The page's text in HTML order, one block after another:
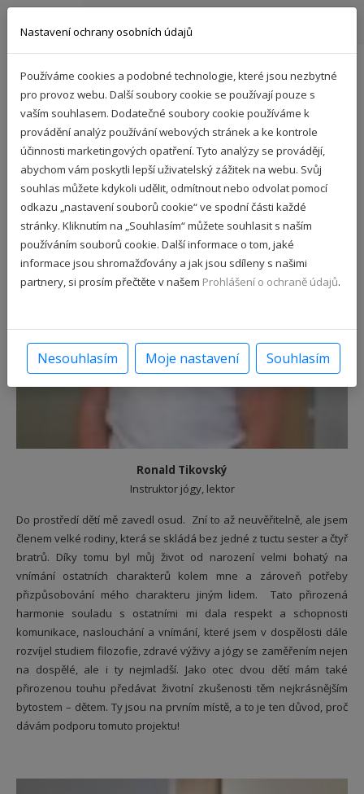
Pohyb
Ronald Tikovský
Instruktor jógy, lektor
Do prostředí dětí mě zavedl osud. Zní to až neuvěřitelně, ale jsem
členem velké rodiny, která se skládá bez jedné z tuctu sester a čtyř
bratrů. Díky tomu byl můj život od narození velmi bohatý na
vnímání ostatních charakterů kolem mne a zároveň potřeby
přizpůsobování mého charakteru jiným lidem. Tato přirozená
harmonie souladu s ostatními mi dala respekt a schopnosti
komunikace, naslouchání a vnímání, které jsem v dospělosti dále
rozvíjel studiem filozofie, zdravé výživy a jógy se zaměřením nejen
na dospělé, ale i ty nejmladší. Jako otec dvou dětí mám také
přirozenou touhu předávat životní zkušenosti těm nejkrásnějším
bytostem – dětem. Ty jsou na prvním místě, a to je ten důvod, proč
dávám podporu tomuto projektu!
Nastavení ochrany osobních údajů
Používáme cookies a podobné technologie, které jsou nezbytné
pro provoz webu. Další soubory cookie se používají pouze s
vaším souhlasem. Dodatečné soubory cookie používáme k
provádění analýz používání webových stránek a ke kontrole
účinnosti marketingových opatření. Tyto analýzy se provádějí,
abychom vám poskytli lepší uživatelský zážitek na webu. Svůj
souhlas můžete kdykoli udělit, odmítnout nebo odvolat pomocí
odkazu „nastavení souborů cookie“ ve spodní části každé
stránky. Kliknutím na „Souhlasím“ můžete souhlasit s naším
používáním souborů cookie. Další informace o tom, jaké
informace jsou shromažďovány a jak jsou sdíleny s našimi
partnery, si prosím přečtěte v našem Prohlášení o ochraně údajů.
Nesouhlasím Moje nastavení Souhlasím